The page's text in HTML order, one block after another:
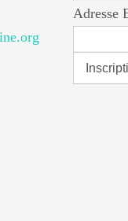
Adresse